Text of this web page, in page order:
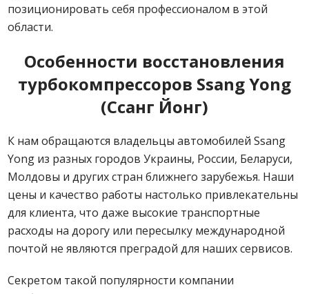
позиционировать себя профессионалом в этой
области.
Особенности восстановления
турбокомпрессоров Ssang Yong
(Ссанг Йонг)
К нам обращаются владельцы автомобилей Ssang
Yong из разных городов Украины, России, Беларуси,
Молдовы и других стран ближнего зарубежья. Наши
цены и качество работы настолько привлекательны
для клиента, что даже высокие транспортные
расходы на дорогу или пересылку международной
почтой не являются преградой для наших сервисов.
Секретом такой популярности компании